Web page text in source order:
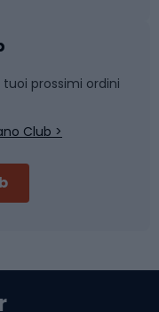
prossimi ordini
Club >